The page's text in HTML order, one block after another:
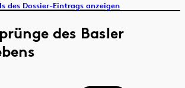
des Dossier-Eintrags anzeigen
des Basler